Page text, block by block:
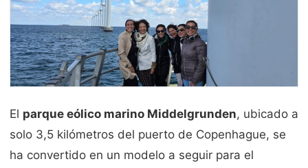
El parque eólico marino Middelgrunden, ubicado a
solo 3,5 kilómetros del puerto de Copenhague, se
ha convertido en un modelo a seguir para el